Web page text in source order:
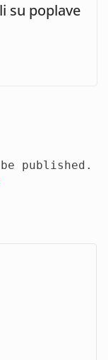
su poplave
published.